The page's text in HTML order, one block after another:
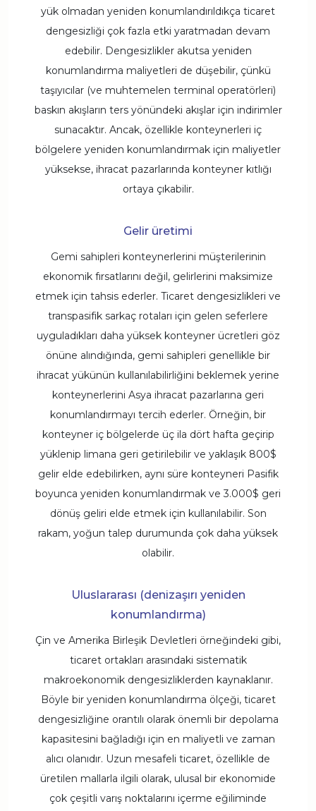
yük olmadan yeniden konumlandırıldıkça ticaret
dengesizliği çok fazla etki yaratmadan devam
edebilir. Dengesizlikler akutsa yeniden
konumlandırma maliyetleri de düşebilir, çünkü
taşıyıcılar (ve muhtemelen terminal operatörleri)
baskın akışların ters yönündeki akışlar için indirimler
sunacaktır. Ancak, özellikle konteynerleri iç
bölgelere yeniden konumlandırmak için maliyetler
yüksekse, ihracat pazarlarında konteyner kıtlığı
ortaya çıkabilir.
Gelir üretimi
Gemi sahipleri konteynerlerini müşterilerinin
ekonomik fırsatlarını değil, gelirlerini maksimize
etmek için tahsis ederler. Ticaret dengesizlikleri ve
transpasifik sarkaç rotaları için gelen seferlere
uyguladıkları daha yüksek konteyner ücretleri göz
önüne alındığında, gemi sahipleri genellikle bir
ihracat yükünün kullanılabilirliğini beklemek yerine
konteynerlerini Asya ihracat pazarlarına geri
konumlandırmayı tercih ederler. Örneğin, bir
konteyner iç bölgelerde üç ila dört hafta geçirip
yüklenip limana geri getirilebilir ve yaklaşık 800$
gelir elde edebilirken, aynı süre konteyneri Pasifik
boyunca yeniden konumlandırmak ve 3.000$ geri
dönüş geliri elde etmek için kullanılabilir. Son
rakam, yoğun talep durumunda çok daha yüksek
olabilir.
Uluslararası (denizaşırı yeniden
konumlandırma)
Çin ve Amerika Birleşik Devletleri örneğindeki gibi,
ticaret ortakları arasındaki sistematik
makroekonomik dengesizliklerden kaynaklanır.
Böyle bir yeniden konumlandırma ölçeği, ticaret
dengesizliğine orantılı olarak önemli bir depolama
kapasitesini bağladığı için en maliyetli ve zaman
alıcı olanıdır. Uzun mesafeli ticaret, özellikle de
üretilen mallarla ilgili olarak, ulusal bir ekonomide
çok çeşitli varış noktalarını içerme eğiliminde